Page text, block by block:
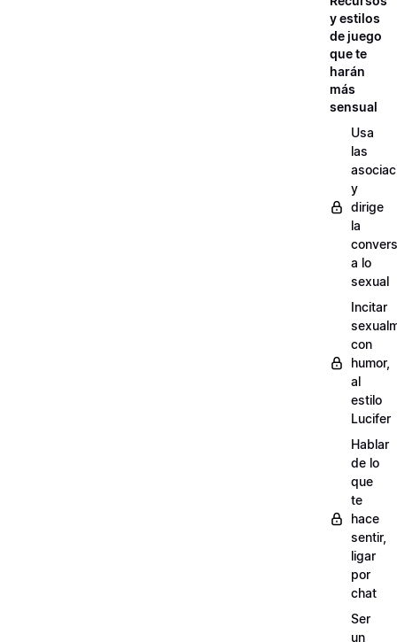
y estilos
de juego
que te
harán
más
sensual
Usa
las
y
dirige
la
a lo
sexual
Incitar
con
humor,
al
estilo
Lucifer
Hablar
de lo
que
te
hace
sentir,
ligar
por
chat
Ser
un